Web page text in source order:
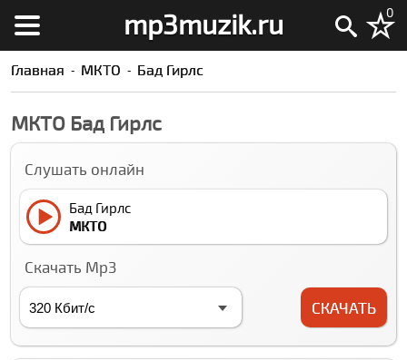
mp3muzik.ru 0
Главная МКТО Бад Гирлс
МКТО Бад Гирлс
Слушать онлайн
Бад Гирлс
МКТО
Скачать Mp3
СКАЧАТЬ